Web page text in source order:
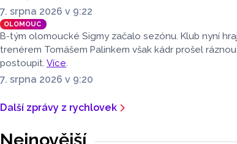
7. srpna 2026 v 9:22
OLOMOUC
B-tým olomoucké Sigmy začalo sezónu. Klub nyní
trenérem Tomášem Palinkem však kádr prošel
postoupit. Více.
7. srpna 2026 v 9:20
Další zprávy z rychlovek